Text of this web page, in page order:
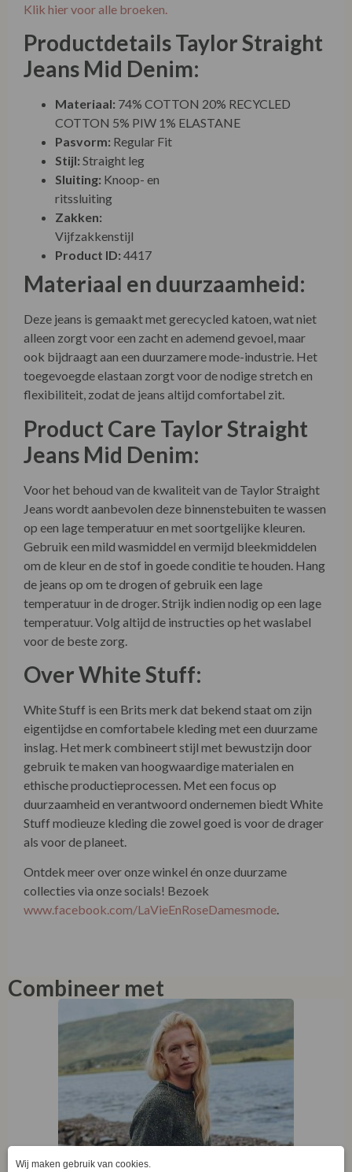
Klik hier voor alle broeken.
Productdetails Taylor Straight
Jeans Mid Denim:
Materiaal: 74% COTTON 20% RECYCLED
COTTON 5% PIW 1% ELASTANE
Pasvorm: Regular Fit
Stijl: Straight leg
Sluiting: Knoop- en ritssluiting
Zakken:Vijfzakkenstijl
Product ID:
Materiaal en duurzaamheid:
Deze jeans is gemaakt met gerecycled katoen, wat niet
ook bijdraagt aan een duurzamere mode-industrie. Het
toegevoegde elastaan zorgt voor de nodige stretch en
flexibiliteit, zodat de jeans altijd comfortabel zit.
Product Care Taylor Straight
Jeans Mid Denim:
Voor het behoud van de kwaliteit van de Taylor Straight
op een lage temperatuur en met soortgelijke kleuren.
Gebruik een mild wasmiddel en vermijd bleekmiddelen
om de kleur en de stof in goede conditie te houden. Hang
de jeans op om te drogen of gebruik een lage
temperatuur in de droger. Strijk indien nodig op een lage
temperatuur. Volg altijd de instructies op het waslabel
voor de beste zorg.
Over White Stuff:
White Stuff is een Brits merk dat bekend staat om zijn
inslag. Het merk combineert stijl met bewustzijn door
gebruik te maken van hoogwaardige materialen en
ethische productieprocessen. Met een focus op
duurzaamheid en verantwoord ondernemen biedt White
Stuff modieuze kleding die zowel goed is voor de drager
als voor de planeet.
Ontdek meer over onze winkel én onze duurzame
collecties via onze socials! Bezoek
www.facebook.com/LaVieEnRoseDamesmode.